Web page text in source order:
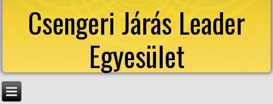
Csengeri Járás Leader
Egyesület